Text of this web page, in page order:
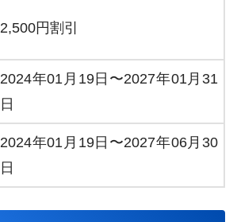
2,500円割引
2024年01月19日〜2027年01月31
日
2024年01月19日〜2027年06月30
日